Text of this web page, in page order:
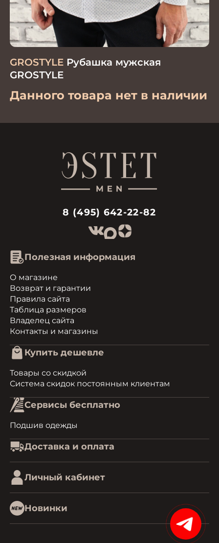
GROSTYLE Рубашка мужская
GROSTYLE
Данного товара нет в наличии
8 (495) 642-22-82
Полезная информация
О магазине
Возврат и гарантии
Правила сайта
Таблица размеров
Владелец сайта
Контакты и магазины
Купить дешевле
Товары со скидкой
Система скидок постоянным клиентам
Сервисы бесплатно
Подшив одежды
Доставка и оплата
Личный кабинет
Новинки
15%